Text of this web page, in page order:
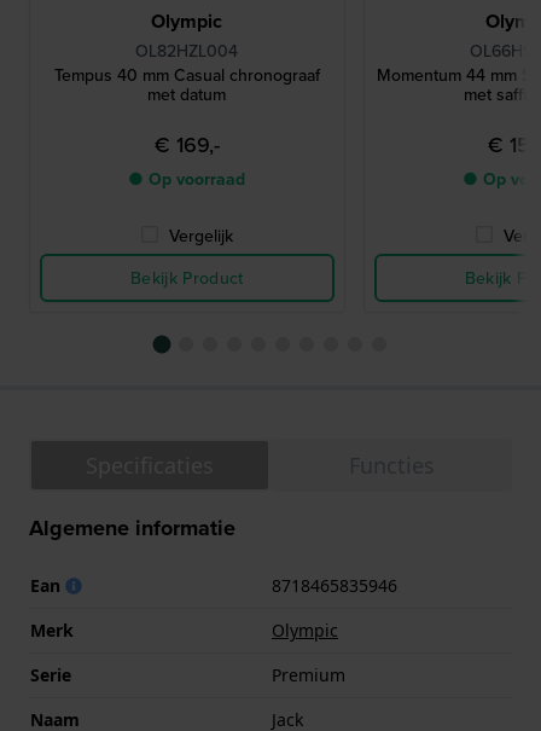
Olympic
OL82HZL004
Tempus 40 mm Casual chronograaf
met datum
€ 169,-
● Op voorraad
Vergelijk
Bekijk Product
Momentum 44 mm
met
€
● Op
Bekijk
Algemene informatie
Ean
8718465835946
Merk
Olympic
Serie
Premium
Naam
Jack